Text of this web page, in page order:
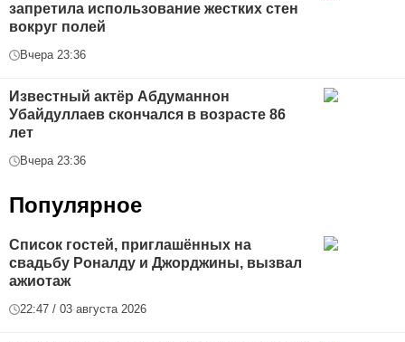
запретила использование жестких стен
вокруг полей
Вчера 23:36
Известный актёр Абдуманнон
Убайдуллаев скончался в возрасте 86
лет
Вчера 23:36
Популярное
Список гостей, приглашённых на
свадьбу Роналду и Джорджины, вызвал
ажиотаж
22:47 / 03 августа 2026